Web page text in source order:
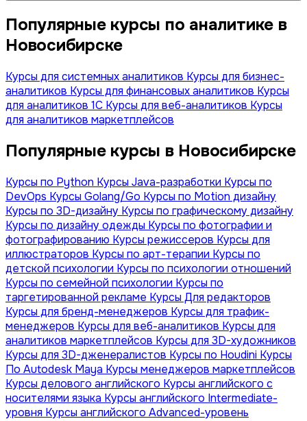
Популярные курсы по аналитике в
Новосибирске
Курсы для системных аналитиков Курсы для бизнес-
аналитиков Курсы для финансовых аналитиков Курсы
для аналитиков 1C Курсы для веб-аналитиков Курсы
для аналитиков маркетплейсов
Популярные курсы в Новосибирске
Курсы по Python Курсы Java-разработки Курсы по
DevOps Курсы Golang/Go Курсы по Motion дизайну
Курсы по 3D-дизайну Курсы по графическому дизайну
Курсы по дизайну одежды Курсы по фотографии и
фотографированию Курсы режиссеров Курсы для
иллюстраторов Курсы по арт-терапии Курсы по
детской психологии Курсы по психологии отношений
Курсы по семейной психологии Курсы по
таргетированной рекламе Курсы Для редакторов
Курсы для бренд-менеджеров Курсы для трафик-
менеджеров Курсы для веб-аналитиков Курсы для
аналитиков маркетплейсов Курсы для 3D-художников
Курсы для 3D-дженералистов Курсы по Houdini Курсы
По Autodesk Maya Курсы менеджеров маркетплейсов
Курсы делового английского Курсы английского с
носителями языка Курсы английского Intermediate-
уровня Курсы английского Advanced-уровень